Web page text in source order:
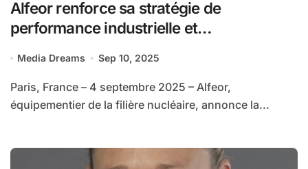
Alfeor renforce sa stratégie de
performance industrielle et
avec la nomination de Louis d’Harcourt
au poste de Responsable de la
Transformation Opérationnelle
Media Dreams Sep 10, 2025
Paris, France – 4 septembre 2025 – Alfeor,
équipementier de la filière nucléaire, annonce la...